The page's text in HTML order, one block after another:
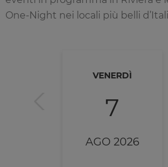
One-Night nei locali più belli
VENERDÌ
7
AGO 2026